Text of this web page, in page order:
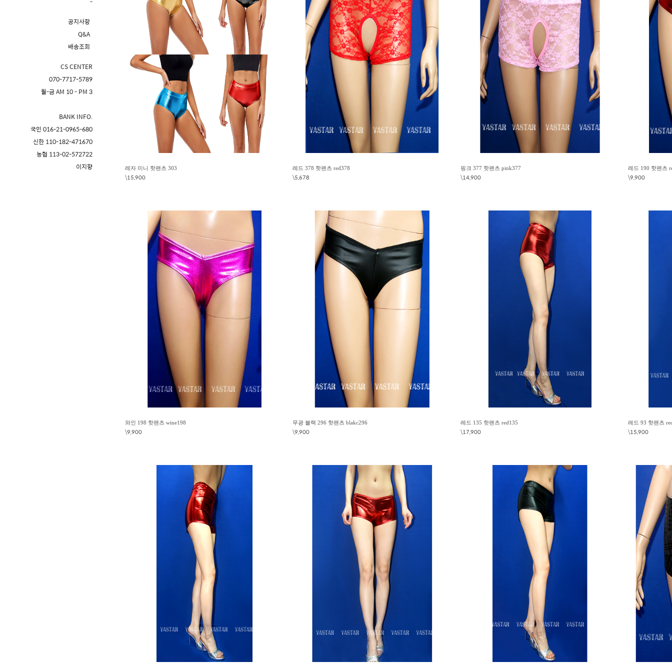
공지사항
Q&A
배송조회
CS CENTER
070-7717-5789
월-금 AM 10 - PM 3
BANK INFO.
국민 016-21-0965-680
신한 110-182-471670
농협 113-02-572722
이지향
레자 미니 핫팬츠 303
\15,900
레드 378 핫팬츠 red378
\5,678
핑크 377 핫팬츠 pink377
\14,900
레드 190 핫팬츠
\9,900
와인 198 핫팬츠 wine198
\9,900
무광 블랙 296 핫팬츠 blakc296
\9,900
레드 135 핫팬츠 red135
\17,900
레드 93 핫팬츠
\15,900